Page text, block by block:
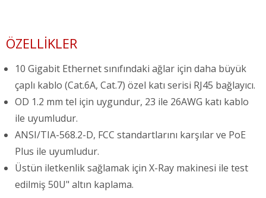
ÖZELLIKLER
10 Gigabit Ethernet sınıfındaki ağlar için daha büyük
çaplı kablo (Cat.6A, Cat.7) özel katı serisi RJ45 bağlayıcı.
OD 1.2 mm tel için uygundur, 23 ile 26AWG katı kablo
ile uyumludur.
ANSI/TIA-568.2-D, FCC standartlarını karşılar ve PoE
Plus ile uyumludur.
Üstün iletkenlik sağlamak için X-Ray makinesi ile test
edilmiş 50U" altın kaplama.